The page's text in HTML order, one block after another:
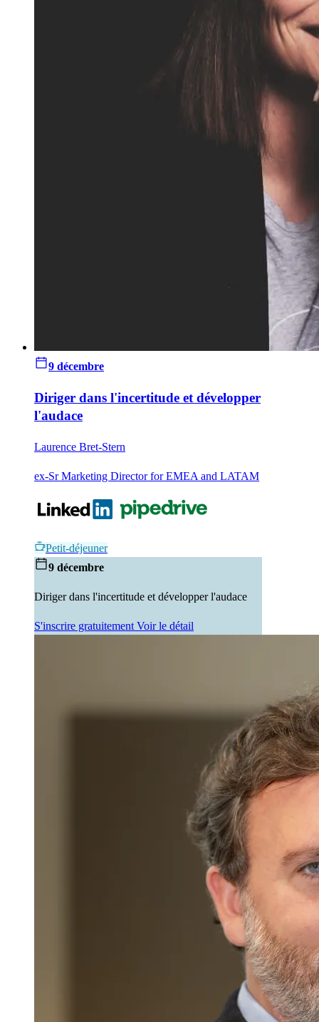
9 décembre
Diriger dans l'incertitude et développer
l'audace
Laurence Bret-Stern
ex-Sr Marketing Director for EMEA and LATAM
Petit-déjeuner
9 décembre
Diriger dans l'incertitude et développer l'audace
S'inscrire gratuitement Voir le détail